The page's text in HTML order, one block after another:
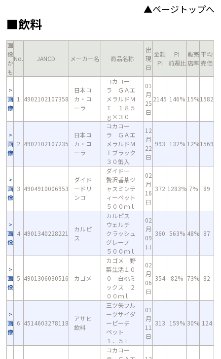
▲ページトップへ
■飲料
画
像
か
も
No. JANCD メーカー名 商品名称
出
現
日
金額
PI
PI
前週比
販売
店率
平均
売価
画
像
1 4902102107358
日本コ
カ・コ
ーラ
コカコー
ラ ＧＡエ
メラルドＭ
Ｔ １８５
ｇ×３０
01
月
25
日
2145 146% 15%1582
画
像
2 4902102107235
日本コ
カ・コ
ーラ
コカコー
ラ ＧＡエ
メラルドＭ
Ｔブラック
３０缶入
12
月
22
日
993 132% 12%1569
画
像
3 4904910006953
ダイド
ードリ
ンコ
ダイドー
贅沢香茶ジ
ャスミンテ
ィーペット
５００ｍｌ
02
月
16
日
372 1283% 7% 89
画
像
4 4901340228221
カルピ
ス
カルピス
ウェルチ
クラッシュ
グレープ
５００ｍｌ
02
月
09
日
360 563% 48% 87
画
像
5 4901306030516 カゴメ
カゴメ 野
菜生活１０
０ 白桃ミ
ックス ２
００ｍｌ
02
月
06
日
354 82% 73% 82
画
像
6 4514603278118
アサヒ
飲料
三ツ矢フル
ーツサイダ
ーピーチ
ペット
１．５Ｌ
01
月
11
日
313 159% 30% 124
コカコー